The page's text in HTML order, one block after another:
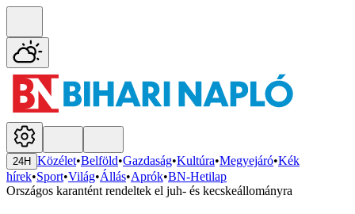
24H Közélet•Belföld•Gazdaság•Kultúra•Megyejáró•Kék
hírek•Sport•Világ•Állás•Aprók•BN-Hetilap
Országos karantént rendeltek el juh- és kecskeállományra